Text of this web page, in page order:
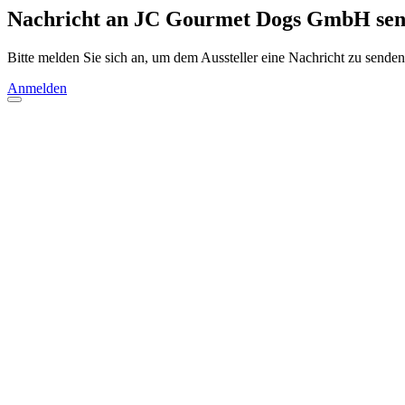
Nachricht an JC Gourmet Dogs GmbH
Bitte melden Sie sich an, um dem Aussteller eine Nachricht zu
Anmelden